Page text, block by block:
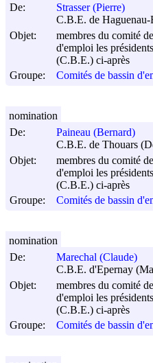
De:
Strasser (Pierre)
C.B.E. de
Objet:
membres du comité
d'emploi les
(C.B.E.) ci-après
Groupe:
Comités de bassin
De:
Paineau (Bernard)
C.B.E. de Thouars
Objet:
membres du comité
d'emploi les
(C.B.E.) ci-après
Groupe:
Comités de bassin
nomination
De:
Marechal (Claude)
C.B.E. d'Epernay
Objet:
membres du comité
d'emploi les
(C.B.E.) ci-après
Groupe:
Comités de bassin
nomination